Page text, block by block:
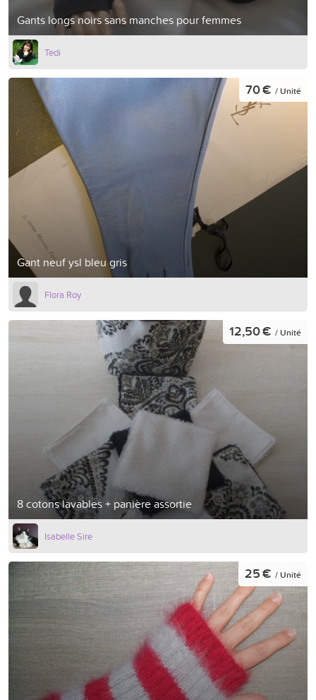
Gants longs noirs sans manches pour femmes
Tedi
Gant neuf ysl bleu gris
70 € / Unité
Flora Roy
8 cotons lavables + panière assortie
12,50 € / Unité
Isabelle Sire
25 € / Unité